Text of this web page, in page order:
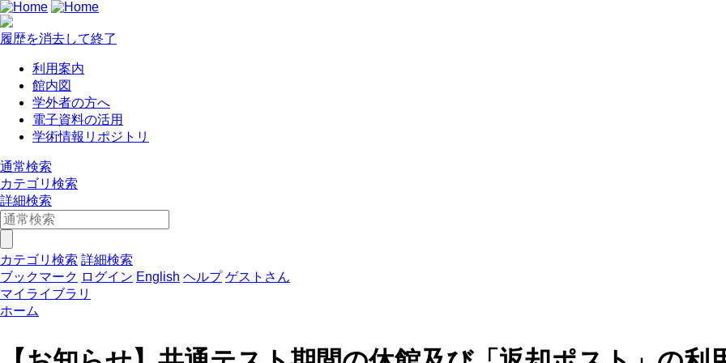
履歴を消去して終了
利用案内
館内図
学外者の方へ
電子資料の活用
学術情報リポジトリ
通常検索
カテゴリ検索
詳細検索
カテゴリ検索 詳細検索
ブックマーク ログイン English ヘルプ ゲストさん
マイライブラリ
ホーム